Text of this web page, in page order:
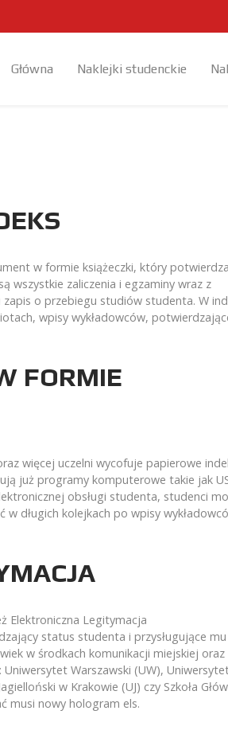
Główna Naklejki studenckie
w formie książeczki, który potwierdza
wszystkie zaliczenia i egzaminy wraz z
o przebiegu studiów studenta. W
wpisy wykładowców,
FORMIE
więcej uczelni wycofuje papierowe
już programy komputerowe takie jak
obsługi studenta, studenci
długich kolejkach po wpisy
Elektroniczna Legitymacja
status studenta i przysługujące mu
w środkach komunikacji miejskiej oraz
Warszawski (UW),
w Krakowie (UJ) czy Szkoła
musi nowy hologram els.